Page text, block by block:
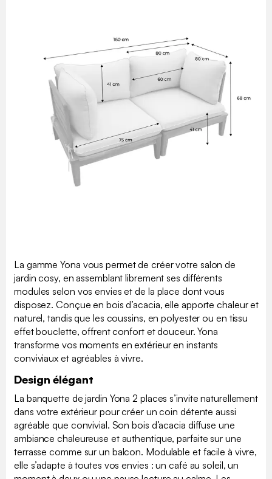
La gamme Yona vous permet de créer votre salon de
jardin cosy, en assemblant librement ses différents
modules selon vos envies et de la place dont vous
disposez. Conçue en bois d’acacia, elle apporte chaleur et
naturel, tandis que les coussins, en polyester ou en tissu
effet bouclette, offrent confort et douceur. Yona
transforme vos moments en extérieur en instants
conviviaux et agréables à vivre.
Design élégant
La banquette de jardin Yona 2 places s’invite naturellement
dans votre extérieur pour créer un coin détente aussi
agréable que convivial. Son bois d’acacia diffuse une
ambiance chaleureuse et authentique, parfaite sur une
terrasse comme sur un balcon. Modulable et facile à vivre,
elle s’adapte à toutes vos envies : un café au soleil, un